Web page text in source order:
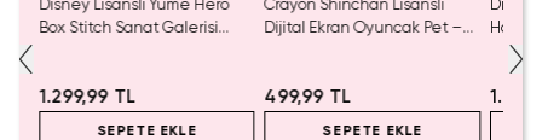
Disney Lisanslı Yume Hero
Box Stitch Sanat Galerisi
1.299,99 TL
SEPETE EKLE
Crayon Shinchan Lisanslı
Dijital Ekran Oyuncak Pet –
499,99 TL
SEPETE EKLE
Disney
–